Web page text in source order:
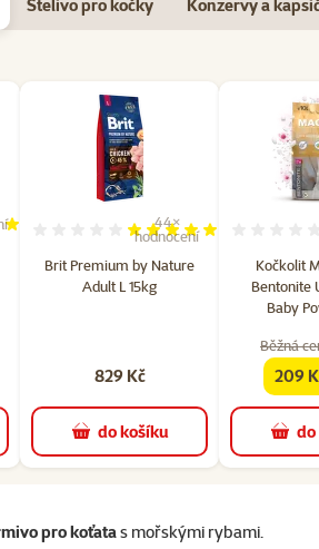
Stelivo pro kočky Konzervy a
100%, počet hodnocení: 1
Brit Premium by Nature
Adult L 15kg
Hodnocení 97%, počet
44×
hodnocení
829 Kč
do košíku
Kočkolit
Bentonite
Baby
Běžná
family
209
pro koťatas mořskými rybami.